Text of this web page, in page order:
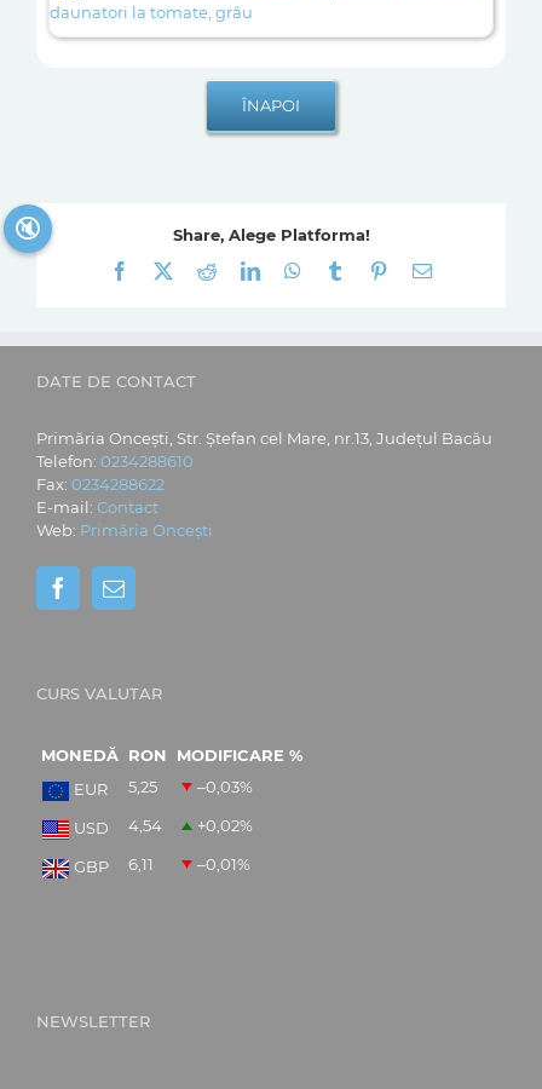
daunatori la tomate, grâu
Share, Alege Platforma!
Facebook
RedditLinkedInWhatsApp
Tumblr Pinterest
E-
DATE DE CONTACT
Primăria Oncești, Str. Ștefan cel Mare, nr.13, Județul Bacău
Telefon: 0234288610
Fax: 0234288622
E-mail: Contact
Web: Primăria Oncești
CURS VALUTAR
MONEDĂ RON
MODIFICARE %
EUR
5,25 –0,03%
USD 4,54 +0,02%
GBP 6,11 –0,01%
NEWSLETTER
🔇